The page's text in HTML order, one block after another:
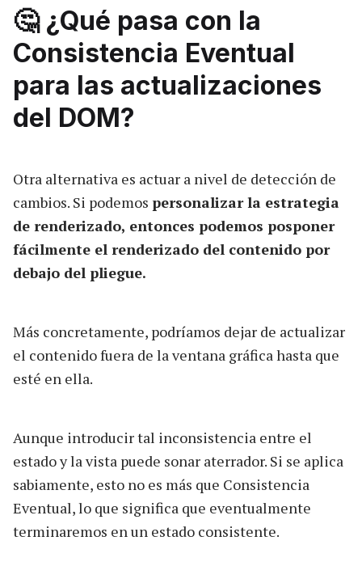
🤔 ¿Qué pasa con la
Consistencia Eventual
para las actualizaciones
del DOM?
Otra alternativa es actuar a nivel de detección de
cambios. Si podemos personalizar la estrategia
de renderizado, entonces podemos posponer
fácilmente el renderizado del contenido por
debajo del pliegue.
Más concretamente, podríamos dejar de actualizar
el contenido fuera de la ventana gráfica hasta que
esté en ella.
Aunque introducir tal inconsistencia entre el
estado y la vista puede sonar aterrador. Si se aplica
sabiamente, esto no es más que Consistencia
Eventual, lo que significa que eventualmente
terminaremos en un estado consistente.